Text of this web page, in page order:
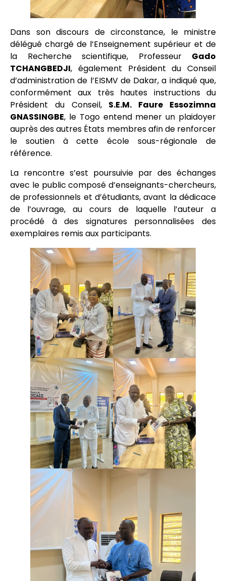
Dans son discours de circonstance, le ministre
délégué chargé de l’Enseignement supérieur et de
la Recherche scientifique, Professeur Gado
TCHANGBEDJI, également Président du Conseil
d’administration de l’EISMV de Dakar, a indiqué que,
conformément aux très hautes instructions du
Président du Conseil, S.E.M. Faure Essozimna
GNASSINGBE, le Togo entend mener un plaidoyer
auprès des autres États membres afin de renforcer
le soutien à cette école sous-régionale de
référence.
La rencontre s’est poursuivie par des échanges
avec le public composé d’enseignants-chercheurs,
de professionnels et d’étudiants, avant la dédicace
de l’ouvrage, au cours de laquelle l’auteur a
procédé à des signatures personnalisées des
exemplaires remis aux participants.